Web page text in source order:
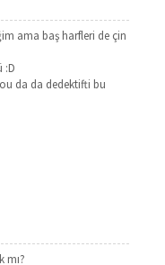
ama baş harfleri de çin
:D
da da dedektifti bu
mı?